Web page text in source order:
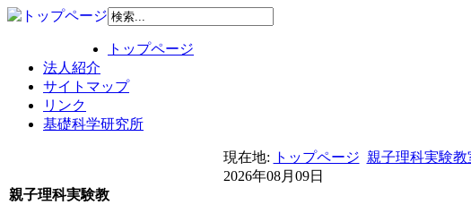
トップページ
法人紹介
サイトマップ
リンク
基礎科学研究所
現在地: トップページ 親子理科実験教
2026年08月09日
親子理科実験教